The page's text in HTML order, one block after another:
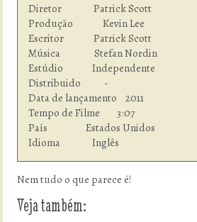
Diretor               Patrick Scott
Produção              Kevin Lee
Escritor              Patrick Scott
Música                Stefan Nordin
Estúdio  	      Independente
Distribuido           -
Data de lançamento    2011
Tempo de Filme        3:07
País                  Estados Unidos
Idioma  	      Inglês
Nem tudo o que parece é!
Veja também: